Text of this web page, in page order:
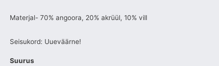
Materjal- 70% angoora, 20% akrüül, 10% vill
Seisukord: Uueväärne!
Suurus